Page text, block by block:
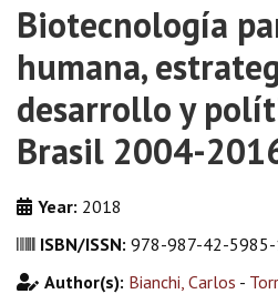
Biotecnología
humana,
desarrollo y
Brasil 2004-
Year: 2018
ISBN/ISSN: 978-987-42-
Author(s): Bianchi, Carlos -